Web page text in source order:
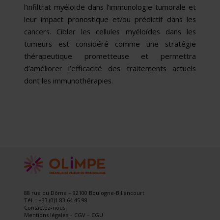
l’infiltrat myéloïde dans l’immunologie tumorale et
leur impact pronostique et/ou prédictif dans les
cancers. Cibler les cellules myéloïdes dans les
tumeurs est considéré comme une stratégie
thérapeutique prometteuse et permettra
d’améliorer l’efficacité des traitements actuels
dont les immunothérapies.
88 rue du Dôme – 92100 Boulogne-Billancourt
Tél. : +33 (0)1 83 64 45 98
Contactez-nous
Mentions légales– CGV– CGU